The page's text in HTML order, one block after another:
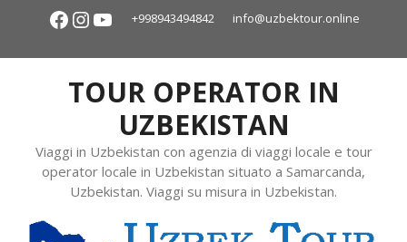
+998943494842 info@uzbektour.online
TOUR OPERATOR IN
UZBEKISTAN
Viaggi in Uzbekistan con agenzia di viaggi locale e tour
operator locale in Uzbekistan situato a Samarcanda,
Uzbekistan. Viaggi su misura in Uzbekistan.